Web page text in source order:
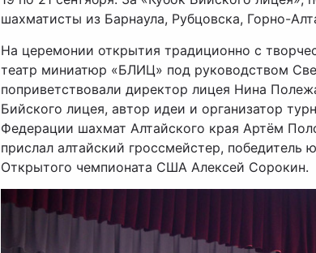
шахматисты из Барнаула, Рубцовска, Горно-
На церемонии открытия традиционно с
театр миниатюр «БЛИЦ» под руководством
поприветствовали директор лицея Нина
Бийского лицея, автор идеи и организатор
Федерации шахмат Алтайского края Артём
прислал алтайский гроссмейстер, победитель
Открытого чемпионата США Алексей Сорокин.